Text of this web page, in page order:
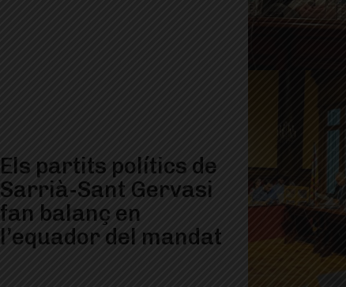
Els partits polítics de
Sarrià-Sant Gervasi
fan balanç en
l’equador del mandat